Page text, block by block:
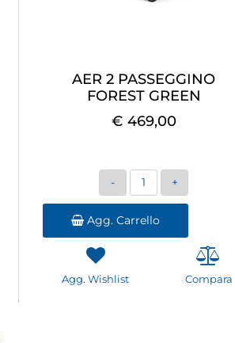
AER 2 PASSEGGINO
FOREST GREEN
€ 469,00
Quantità
Agg. Carrello
Agg. Wishlist Compara